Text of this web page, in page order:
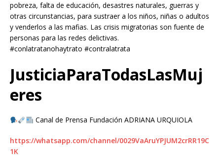
pobreza, falta de educación, desastres naturales, guerras y
otras circunstancias, para sustraer a los niños, niñas o adultos
y venderlos a las mafias. Las crisis migratorias son fuente de
personas para las redes delictivas.
#conlatratanohaytrato #contralatrata
JusticiaParaTodasLasMuj
eres
Canal de Prensa Fundación ADRIANA URQUIOLA
https://whatsapp.com/channel/0029VaAruYPJUM2crRR19C
1K